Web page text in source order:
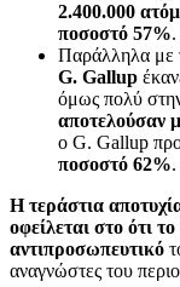
2.400.000
ποσοστό 57%.
Παράλληλα με
G. Gallup
όμως πολύ
αποτελούσαν
ο G. Gallup
ποσοστό 62%.
Η τεράστια
οφείλεται στο ότι
αντιπροσωπευτικό
αναγνώστες του